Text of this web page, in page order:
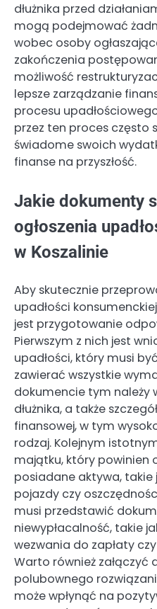
dłużnika przed
mogą podejmować
wobec osoby
zakończenia
możliwość
lepsze zarządzanie
procesu
przez ten proces często
świadome swoich
finanse na przyszłość.
Jakie dokumenty
ogłoszenia
w Koszalinie
Aby skutecznie
upadłości
jest przygotowanie
Pierwszym z nich jest
upadłości, który musi
zawierać wszystkie
dokumencie tym należy
dłużnika, a także
finansowej, w tym
rodzaj. Kolejnym
majątku, który powinien
posiadane aktywa, takie
pojazdy czy
musi przedstawić
niewypłacalność, takie
wezwania do zapłaty
Warto również załączyć
polubownego
może wpłynąć na